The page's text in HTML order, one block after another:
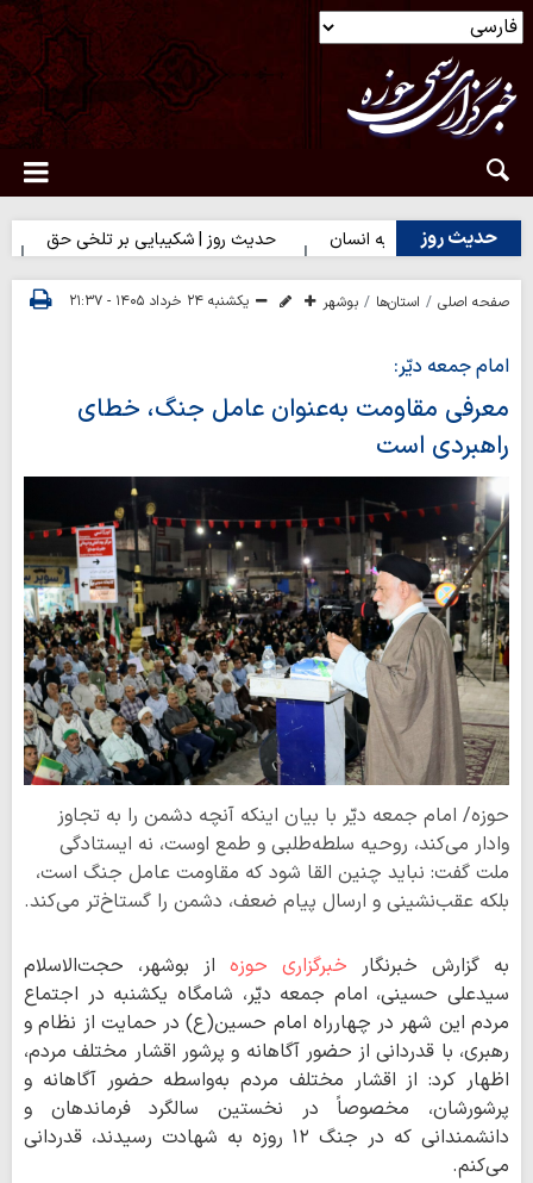
حدیث روز
سرمایه انسان حدیث روز | شکیبایی بر تلخی حق حدیث
صفحه اصلی استان‌ها بوشهر یکشنبه ۲۴ خرداد ۱۴۰۵ - ۲۱:۳۷
امام جمعه دیّر:
معرفی مقاومت به‌عنوان عامل جنگ، خطای
راهبردی است
حوزه/ امام جمعه دیّر با بیان اینکه آنچه دشمن را به تجاوز
وادار می‌کند، روحیه سلطه‌طلبی و طمع اوست، نه ایستادگی
ملت گفت: نباید چنین القا شود که مقاومت عامل جنگ است،
بلکه عقب‌نشینی و ارسال پیام ضعف، دشمن را گستاخ‌تر می‌کند.
به گزارش خبرنگار خبرگزاری حوزه از بوشهر، حجت‌الاسلام
سیدعلی حسینی، امام جمعه دیّر، شامگاه یکشنبه در اجتماع
مردم این شهر در چهارراه امام حسین(ع) در حمایت از نظام و
رهبری، با قدردانی از حضور آگاهانه و پرشور اقشار مختلف مردم،
اظهار کرد: از اقشار مختلف مردم به‌واسطه حضور آگاهانه و
پرشورشان، مخصوصاً در نخستین سالگرد فرماندهان و
دانشمندانی که در جنگ ۱۲ روزه به شهادت رسیدند، قدردانی
می‌کنم.